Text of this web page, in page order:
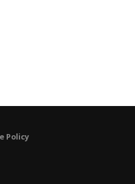
Policy